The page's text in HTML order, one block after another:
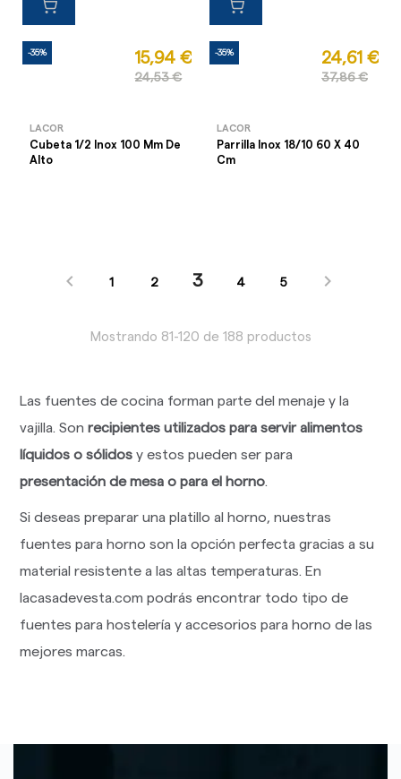
-35% 15,94 €
24,53 €
LACOR
Cubeta 1/2 Inox 100 Mm De
Alto
-35% 24,61 €
37,86 €
LACOR
Parrilla Inox 18/10 60 X 40
Cm
 1 2 3 4 5 
Mostrando 81-120 de 188 productos
Las fuentes de cocina forman parte del menaje y la
vajilla. Sonrecipientes utilizados para servir alimentos
líquidos o sólidos y estos pueden ser para
presentación de mesa o para el horno.
Si deseas preparar una platillo al horno, nuestras
fuentes para horno son la opción perfecta gracias a su
material resistente a las altas temperaturas. En
lacasadevesta.com podrás encontrar todo tipo de
fuentes para hostelería y accesorios para horno de las
mejores marcas.